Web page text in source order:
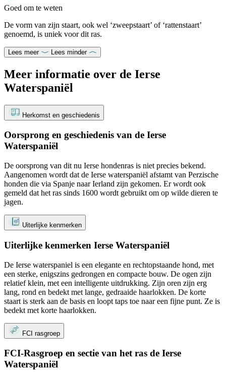
Goed om te weten
De vorm van zijn staart, ook wel ‘zweepstaart’ of ‘rattenstaart’
genoemd, is uniek voor dit ras.
Lees meer Lees minder
Meer informatie over de Ierse
Waterspaniël
Herkomst en geschiedenis
Oorsprong en geschiedenis van de Ierse
Waterspaniël
De oorsprong van dit nu Ierse hondenras is niet precies bekend.
Aangenomen wordt dat de Ierse waterspaniël afstamt van Perzische
honden die via Spanje naar Ierland zijn gekomen. Er wordt ook
gemeld dat het ras sinds 1600 wordt gebruikt om op wilde dieren te
jagen.
Uiterlijke kenmerken
Uiterlijke kenmerken Ierse Waterspaniël
De Ierse waterspaniel is een elegante en rechtopstaande hond, met
een sterke, enigszins gedrongen en compacte bouw. De ogen zijn
relatief klein, met een intelligente uitdrukking. Zijn oren zijn erg
lang, rond en bedekt met lange, gedraaide haarlokken. De korte
staart is sterk aan de basis en loopt taps toe naar een fijne punt. Ze is
bedekt met korte haarlokken.
FCI rasgroep
FCI-Rasgroep en sectie van het ras de Ierse
Waterspaniël